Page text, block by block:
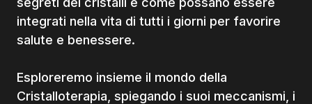
integrati nella vita di tutti i giorni per favorire
salute e benessere.
Esploreremo insieme il mondo della
Cristalloterapia, spiegando i suoi meccanismi, i